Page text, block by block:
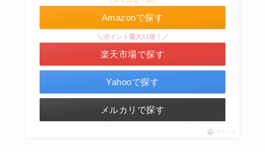
Amazonで探す
＼ポイント最大11倍！／
楽天市場で探す
Yahooで探す
メルカリで探す
ポチップ